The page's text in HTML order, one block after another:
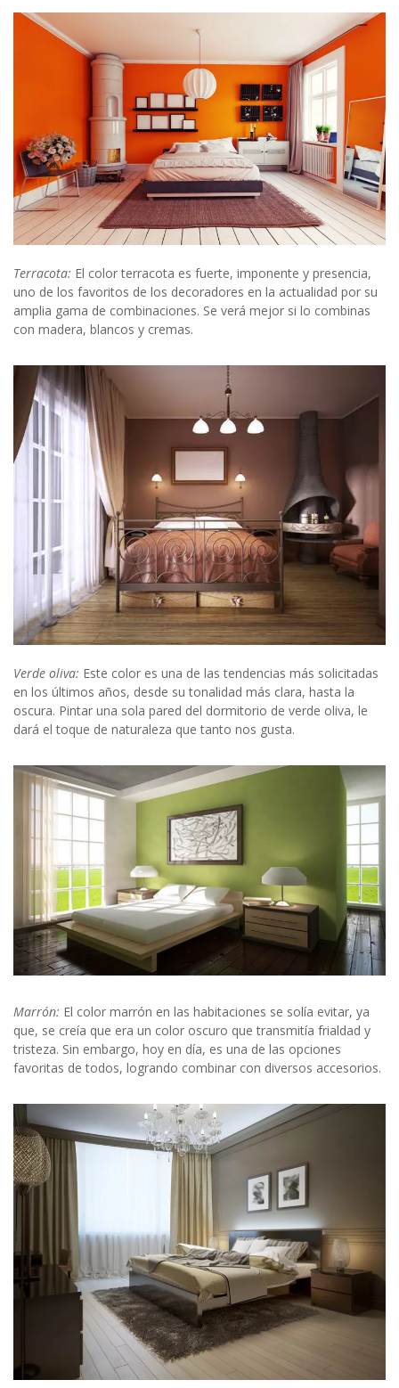
Terracota: El color terracota es fuerte, imponente y presencia,
uno de los favoritos de los decoradores en la actualidad por su
amplia gama de combinaciones. Se verá mejor si lo combinas
con madera, blancos y cremas.
Verde oliva: Este color es una de las tendencias más solicitadas
en los últimos años, desde su tonalidad más clara, hasta la
oscura. Pintar una sola pared del dormitorio de verde oliva, le
dará el toque de naturaleza que tanto nos gusta.
Marrón: El color marrón en las habitaciones se solía evitar, ya
que, se creía que era un color oscuro que transmitía frialdad y
tristeza. Sin embargo, hoy en día, es una de las opciones
favoritas de todos, logrando combinar con diversos accesorios.